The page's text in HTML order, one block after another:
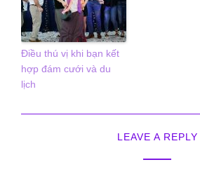
Điều thú vị khi bạn kết
hợp đám cưới và du
lịch
LEAVE A REPLY